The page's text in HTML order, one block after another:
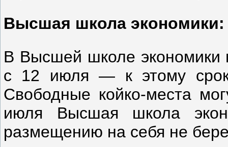
Высшая школа экономики:
В Высшей школе экономики
с 12 июля — к этому
Свободные койко-места
июля Высшая школа
размещению на себя не